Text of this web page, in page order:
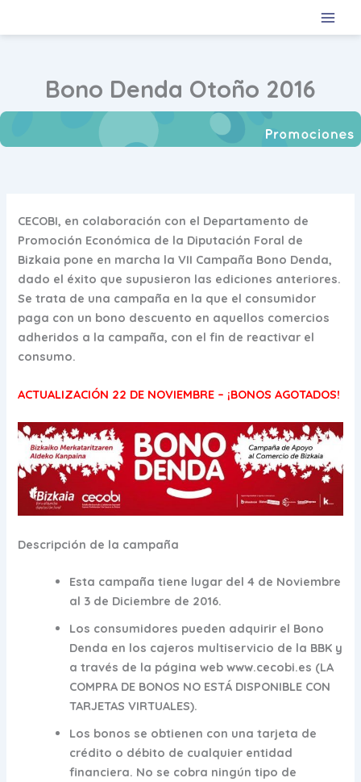
Bono Denda Otoño 2016
CECOBI, en colaboración con el Departamento de
Promoción Económica de la Diputación Foral de
Bizkaia pone en marcha laVII Campaña Bono Denda,
dado el éxito que supusieron las ediciones anteriores.
Se trata de una campaña en la que el consumidor
paga con un bono descuento en aquellos comercios
adheridos a la campaña, con el fin de reactivar el
consumo.
ACTUALIZACIÓN 22 DE NOVIEMBRE – ¡BONOS AGOTADOS!
Descripción de la campaña
Esta campaña tiene lugar del 4 de Noviembre
al 3 de Diciembre de 2016.
Los consumidores pueden adquirir el Bono
Denda en los cajeros multiservicio de la BBK y
a través de la página web www.cecobi.es (LA
COMPRA DE BONOS NO ESTÁ DISPONIBLE CON
TARJETAS VIRTUALES).
Los bonos se obtienen con una tarjeta de
crédito o débito de cualquier entidad
financiera. No se cobra ningún tipo de